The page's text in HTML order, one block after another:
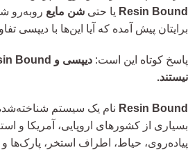
Resin Bound یا حتی شن مایع روبه‌رو
برایتان پیش آمده که آیا این‌ها با دیپسی
پاسخ کوتاه این است:
نیستند.
Resin Bound نام یک سیستم
بسیاری از کشورهای اروپایی، آمریکا و
پیاده‌روی، حیاط، اطراف استخر، پارک‌ها